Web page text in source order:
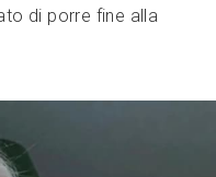
di porre fine alla